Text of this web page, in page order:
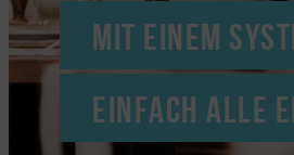
MIT EINEM
EINFACH ALLE